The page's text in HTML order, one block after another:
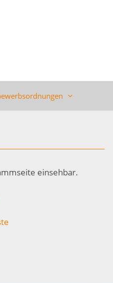
einsehbar.